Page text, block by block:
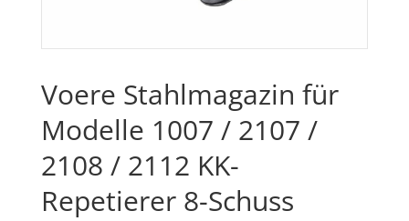
Voere Stahlmagazin für
Modelle 1007 / 2107 /
2108 / 2112 KK-
Repetierer 8-Schuss